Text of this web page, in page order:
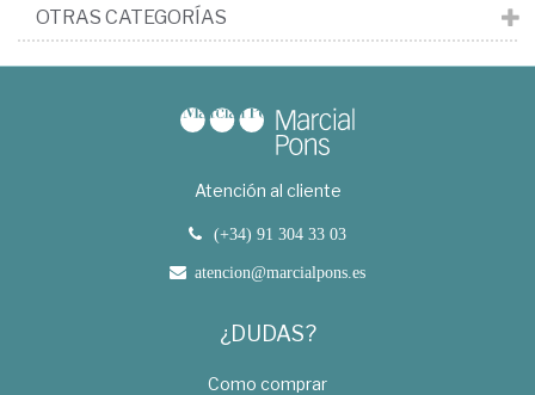
OTRAS CATEGORÍAS
Atención al cliente
(+34) 91 304 33 03
atencion@marcialpons.es
¿DUDAS?
Como comprar